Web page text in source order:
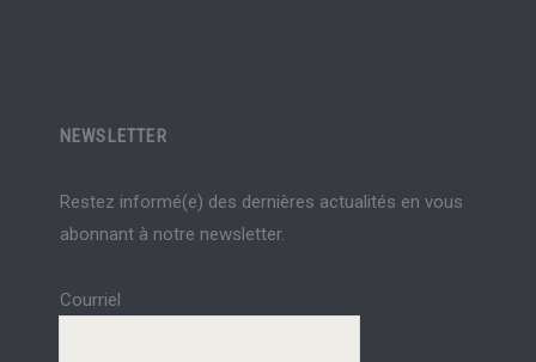
NEWSLETTER
Restez informé(e) des dernières actualités en vous
abonnant à notre newsletter.
Courriel